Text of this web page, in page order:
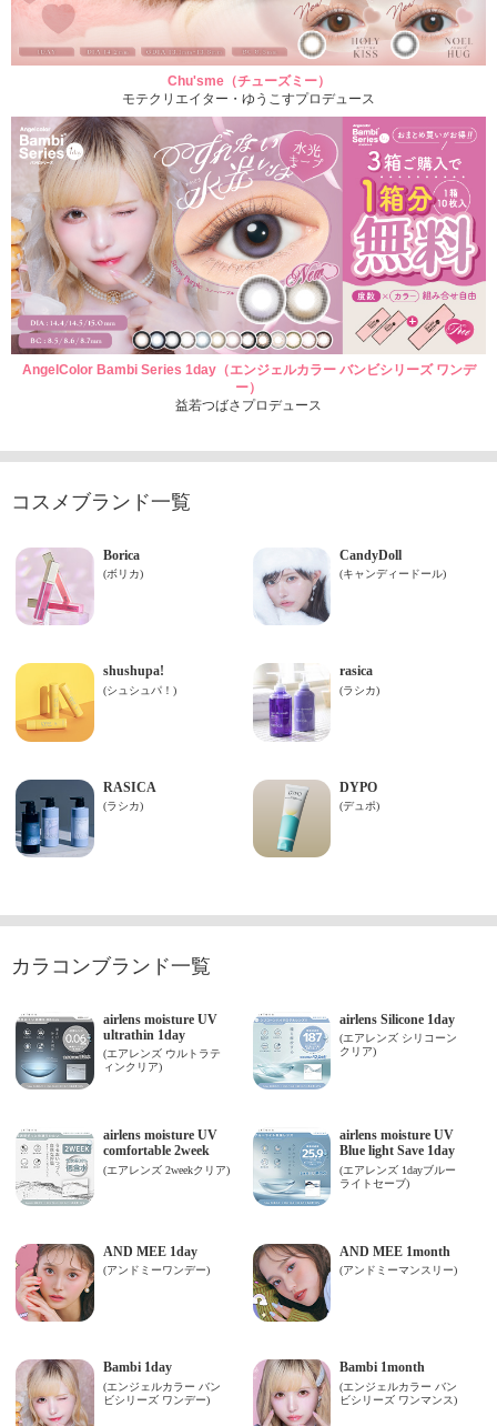
Chu'sme（チューズミー）
モテクリエイター・ゆうこすプロデュース
AngelColor Bambi Series 1day（エンジェルカラー バンビシリーズ ワンデ
ー）
益若つばさプロデュース
コスメブランド一覧
カラコンブランド一覧